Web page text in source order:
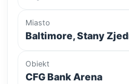
Miasto
Baltimore, Stany
Obiekt
CFG Bank Arena